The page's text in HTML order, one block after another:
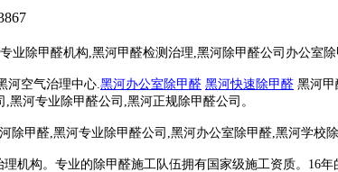
河空气治理中心. 黑河办公室除甲醛 黑河快速除甲醛 黑河
河专业除甲醛公司,黑河正规除甲醛公司。
机构。专业的除甲醛施工队伍拥有国家级施工资质。16